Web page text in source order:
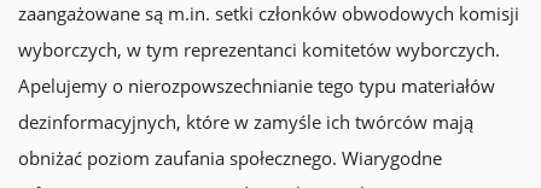
zaangażowane są m.in. setki członków obwodowych komisji
wyborczych, w tym reprezentanci komitetów wyborczych.
Apelujemy o nierozpowszechnianie tego typu materiałów
dezinformacyjnych, które w zamyśle ich twórców mają
obniżać poziom zaufania społecznego. Wiarygodne